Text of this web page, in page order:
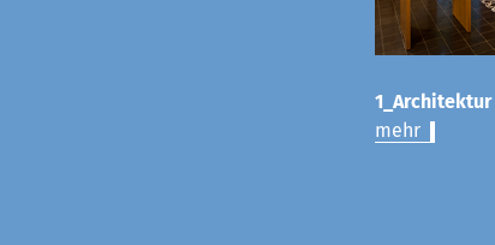
1_Architektur |
mehr